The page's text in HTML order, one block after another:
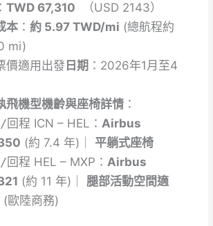
TWD 67,310 （USD 2143）
本： 約 5.97 TWD/mi (總航程約
mi)
價適用出發 日期 ：2026年1月至4
飛機型機齡與座椅詳情：
/ 回程 ICN – HEL：Airbus
(約 7.4 年)｜ 平躺式座椅
/ 回程 HEL – MXP：Airbus
(約 11 年)｜腿部活動空間適
(歐陸商務)